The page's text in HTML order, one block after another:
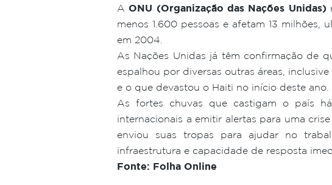
AONU (Organização das Nações Unidas)
menos 1.600 pessoas e afetam 13
em 2004.
As Nações Unidas já têm confirmação de
espalhou por diversas outras áreas,
e o que devastou o Haiti no início deste ano.
As fortes chuvas que castigam o país
internacionais a emitir alertas para uma
enviou suas tropas para ajudar no
infraestrutura e capacidade de resposta
Fonte: Folha Online